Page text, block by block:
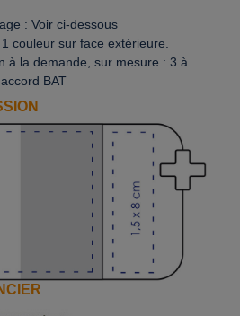
: Voir ci-dessous
couleur sur face extérieure.
à la demande, sur mesure : 3 à
BAT